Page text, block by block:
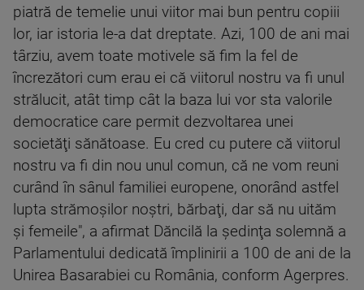
piatră de temelie unui viitor mai bun pentru copiii
lor, iar istoria le-a dat dreptate. Azi, 100 de ani mai
târziu, avem toate motivele să fim la fel de
încrezători cum erau ei că viitorul nostru va fi unul
strălucit, atât timp cât la baza lui vor sta valorile
democratice care permit dezvoltarea unei
societăţi sănătoase. Eu cred cu putere că viitorul
nostru va fi din nou unul comun, că ne vom reuni
curând în sânul familiei europene, onorând astfel
lupta strămoşilor noştri, bărbaţi, dar să nu uităm
şi femeile", a afirmat Dăncilă la şedinţa solemnă a
Parlamentului dedicată împlinirii a 100 de ani de la
Unirea Basarabiei cu România, conform Agerpres.